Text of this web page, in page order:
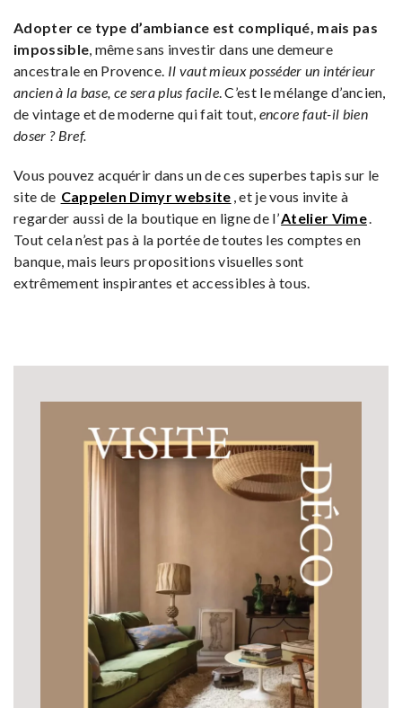
Adopter ce type d’ambiance est compliqué, mais pas
impossible , même sans investir dans une demeure
ancestrale en Provence. Il vaut mieux posséder un intérieur
ancien à la base, ce sera plus facile. C’est le mélange d’ancien,
de vintage et de moderne qui fait tout, encore faut-il bien
doser ? Bref.
Vous pouvez acquérir dans un de ces superbes tapis sur le
site de Cappelen Dimyr website , et je vous invite à
regarder aussi de la boutique en ligne de l’Atelier Vime
Tout cela n’est pas à la portée de toutes les comptes en
banque, mais leurs propositions visuelles sont
extrêmement inspirantes et accessibles à tous.